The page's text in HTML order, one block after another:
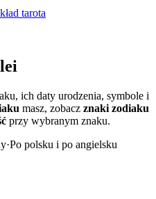
tarota
ich daty urodzenia, symbole i
masz, zobacz znaki zodiaku
przy wybranym znaku.
·Po polsku i po angielsku